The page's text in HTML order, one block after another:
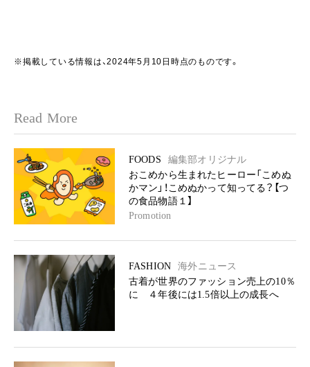
※掲載している情報は、2024年5月10日時点のものです。
Read More
FOODS
編集部オリジナル
おこめから生まれたヒーロー「こめぬ
かマン」！こめぬかって知ってる？【つ
の食品物語１】
Promotion
FASHION
海外ニュース
古着が世界のファッション売上の10％
に ４年後には1.5倍以上の成長へ